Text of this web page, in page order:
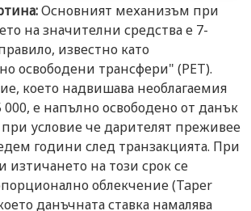
Основният механизъм при
на значителни средства е 7-
известно като
освободени трансфери" (PET).
което надвишава необлагаемия
000, е напълно освободено от данък
при условие че дарителят преживее
години след транзакцията. При
изтичането на този срок се
облекчение (Taper
данъчната ставка намалява